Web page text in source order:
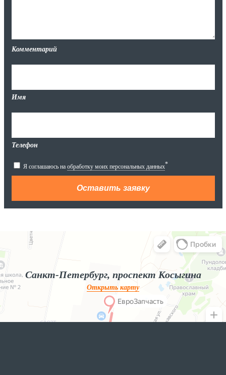
Комментарий
Имя
Телефон
Я соглашаюсь на обработку моих персональных данных*
Яндекс.Карты
Яндекс.Карты — поиск мест и адресов, городской транспорт
Санкт-Петербург, проспект Косыгина
Открыть карту